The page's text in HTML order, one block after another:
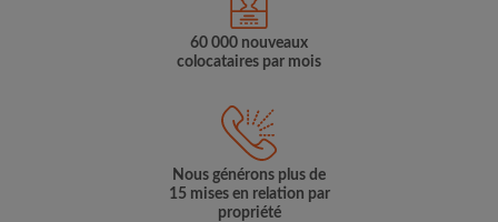
60 000 nouveaux
colocataires par mois
Nous générons plus de
15 mises en relation par
propriété